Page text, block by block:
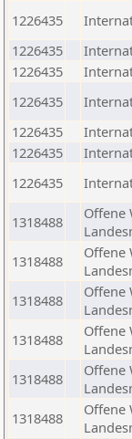
1226435
1226435
1226435
1226435
1226435
1226435
1226435
1318488
Offene
1318488
Offene
1318488
Offene
1318488
Offene
1318488
Offene
1318488
Offene